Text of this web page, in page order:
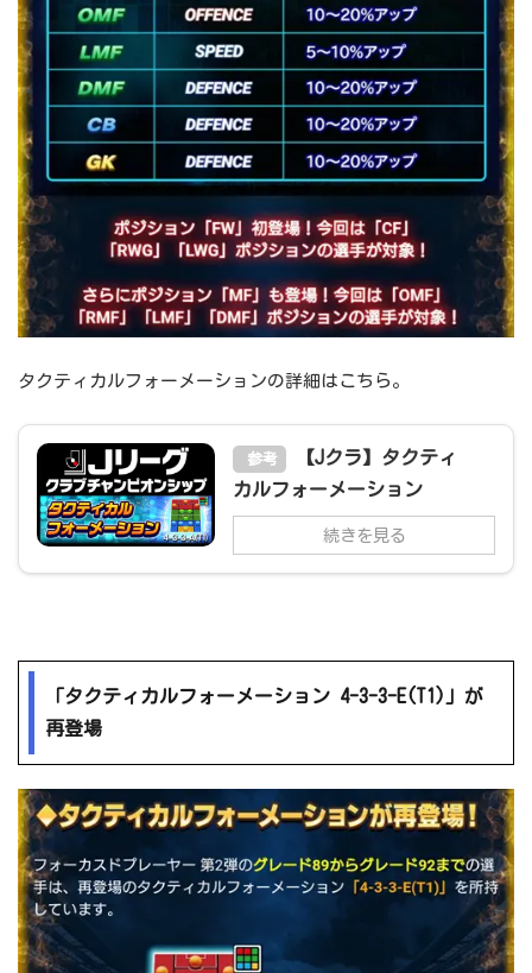
タクティカルフォーメーションの詳細はこちら。
参考
【Jクラ】タクティ
カルフォーメーション
続きを見る
「タクティカルフォーメーション 4-3-3-E(T1)」が
再登場